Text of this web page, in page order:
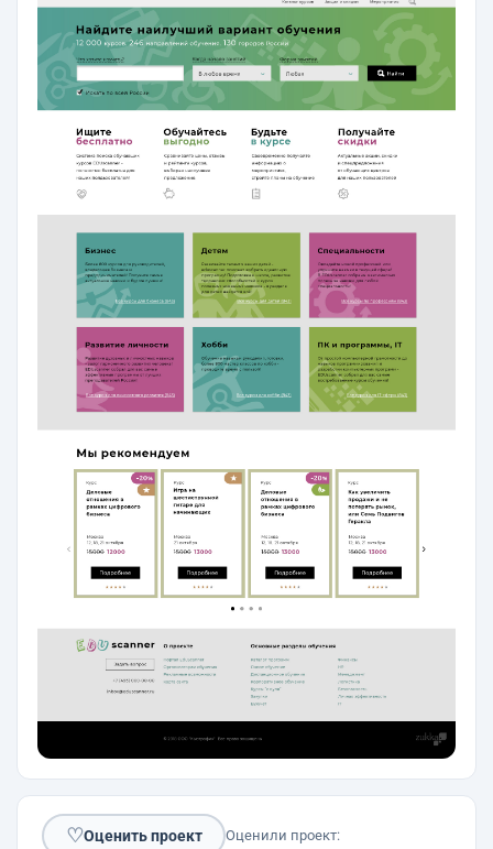
♡Оценить проект Оценили проект: